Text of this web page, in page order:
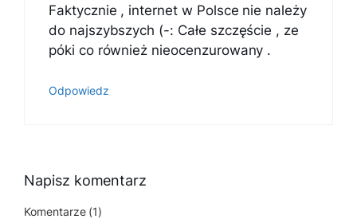
Faktycznie , internet w Polsce nie należy
do najszybszych (-: Całe szczęście , ze
póki co również nieocenzurowany .
Odpowiedz
Napisz komentarz
Komentarze (1)